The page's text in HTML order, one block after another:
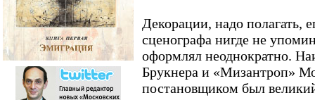
Декорации, надо полагать,
сценографа нигде не
оформлял неоднократно.
Брукнера и «Мизантроп»
постановщиком был